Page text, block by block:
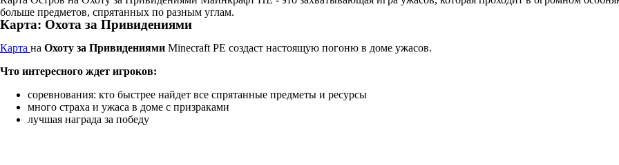
больше предметов, спрятанных по разным углам.
Карта: Охота за Привидениями
Карта на Охоту за Привидениями Minecraft PE создаст настоящую погоню в доме ужасов.
Что интересного ждет игроков:
соревнования: кто быстрее найдет все спрятанные предметы и ресурсы
много страха и ужаса в доме с призраками
лучшая награда за победу